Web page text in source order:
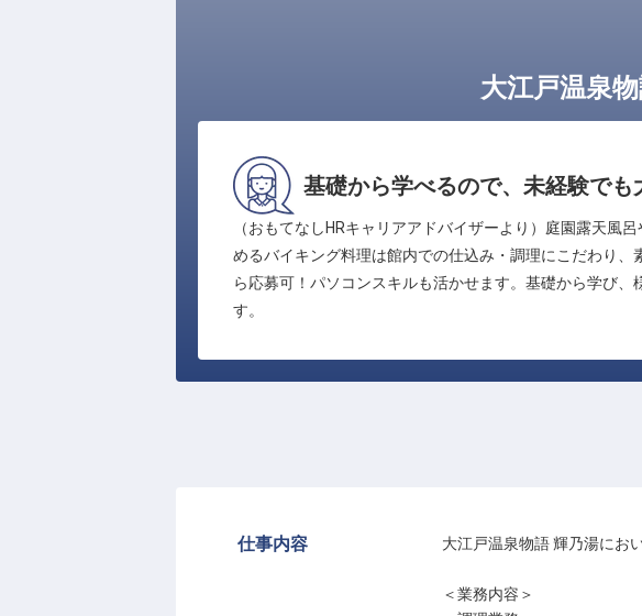
大江戸温泉
基礎から学べるので、未経験で
（おもてなしHRキャリアアドバイザーより）庭園露天風
めるバイキング料理は館内での仕込み・調理にこだわり
ら応募可！パソコンスキルも活かせます。基礎から学び
す。
仕事内容 大江戸温泉物語 輝乃湯にお
＜業務内容＞